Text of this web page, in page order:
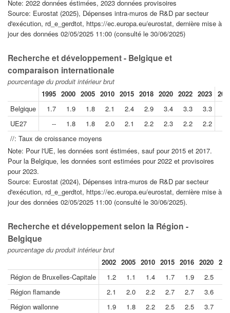
Note: 2022 données éstimées, 2023 données provisoires
Source: Eurostat (2025), Dépenses intra-muros de R&D par secteur
d'exécution, rd_e_gerdtot, https://ec.europa.eu/eurostat, dernière mise à
jour des données 02/05/2025 11:00 (consulté le 30/06/2025)
Recherche et développement - Belgique et
comparaison internationale
pourcentage du produit intérieur brut
1995 2000 2005 2010 2015 2018 2020 2022 2023
Belgique
1.7 1.9 1.8 2.1 2.4 2.9 3.4 3.3
3.3
UE27
-- 1.8 1.8 2.0 2.1 2.2 2.3 2.2
2.2
//: Taux de croissance moyens
Note: Pour l'UE, les données sont éstimées, sauf pour 2015 et 2017.
Pour la Belgique, les données sont estimées pour 2022 et provisoires
pour 2023.
Source: Eurostat (2024), Dépenses intra-muros de R&D par secteur
d'exécution, rd_e_gerdtot, https://ec.europa.eu/eurostat, dernière mise à
jour des données 02/05/2025 11:00 (consulté le 30/06/2025).
Recherche et développement selon la Région -
Belgique
pourcentage du produit intérieur brut
2002 2005 2010 2015 2016 2020
Région de Bruxelles-Capitale
1.2 1.1 1.4 1.7 1.9 2.5
Région flamande
2.1 2.0 2.2 2.7 2.7 3.6
Région wallonne
1.9 1.8 2.2 2.5 2.5 3.7